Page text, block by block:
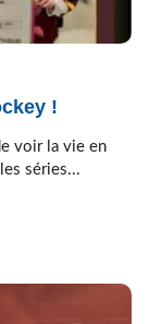
!
voir la vie en
séries...